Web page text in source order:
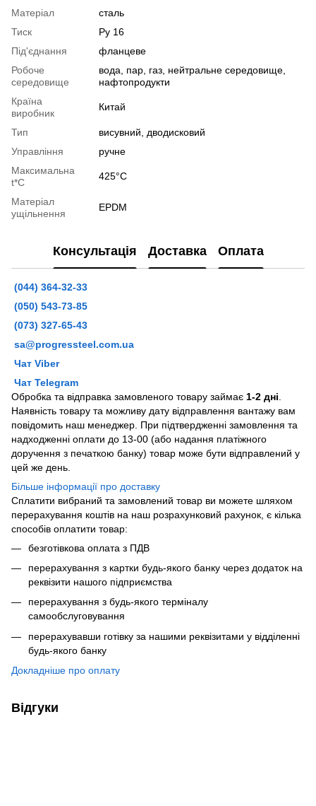
Матеріал
сталь
Тиск
Ру 16
Під'єднання
фланцеве
Робоче
середовище
вода, пар, газ, нейтральне середовище,
нафтопродукти
Країна
виробник
Китай
Тип
висувний, дводисковий
Управління
ручне
Максимальна
t*C
425°С
Матеріал
ущільнення
EPDM
Консультація Доставка Оплата
(044) 364-32-33
(050) 543-73-85
(073) 327-65-43
sa@progressteel.com.ua
Чат Viber
Чат Telegram
Обробка та відправка замовленого товару займає 1-2 дні
Наявність товару та можливу дату відправлення вантажу вам
повідомить наш менеджер. При підтвердженні замовлення та
надходженні оплати до 13-00 (або надання платіжного
доручення з печаткою банку) товар може бути відправлений у
цей же день.
Більше інформації про доставку
Сплатити вибраний та замовлений товар ви можете шляхом
перерахування коштів на наш розрахунковий рахунок, є кілька
способів оплатити товар:
безготівкова оплата з ПДВ
перерахування з картки будь-якого банку через додаток на
реквізити нашого підприємства
перерахування з будь-якого терміналу
самообслуговування
перерахувавши готівку за нашими реквізитами у відділенні
будь-якого банку
Докладніше про оплату
Відгуки